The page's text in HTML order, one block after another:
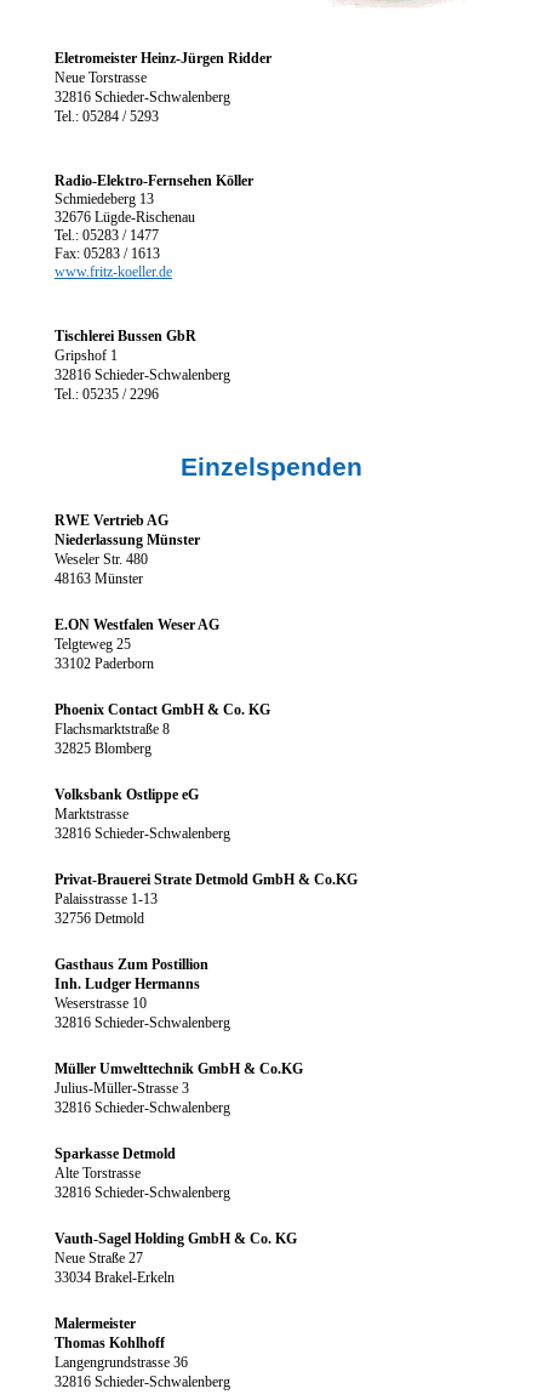
Eletromeister Heinz-Jürgen Ridder
Neue Torstrasse
32816 Schieder-Schwalenberg
Tel.: 05284 / 5293
Radio-Elektro-Fernsehen Köller
Schmiedeberg 13
32676 Lügde-Rischenau
Tel.: 05283 / 1477
Fax: 05283 / 1613
www.fritz-koeller.de
Tischlerei Bussen GbR
Gripshof 1
32816 Schieder-Schwalenberg
Tel.: 05235 / 2296
Einzelspenden
RWE Vertrieb AG
Niederlassung Münster
Weseler Str. 480
48163 Münster
E.ON Westfalen Weser AG
Telgteweg 25
33102 Paderborn
Phoenix Contact GmbH & Co. KG
Flachsmarktstraße 8
32825 Blomberg
Volksbank Ostlippe eG
Marktstrasse
32816 Schieder-Schwalenberg
Privat-Brauerei Strate Detmold GmbH & Co.KG
Palaisstrasse 1-13
32756 Detmold
Gasthaus Zum Postillion
Inh. Ludger Hermanns
Weserstrasse 10
32816 Schieder-Schwalenberg
Müller Umwelttechnik GmbH & Co.KG
Julius-Müller-Strasse 3
32816 Schieder-Schwalenberg
Sparkasse Detmold
Alte Torstrasse
32816 Schieder-Schwalenberg
Vauth-Sagel Holding GmbH & Co. KG
Neue Straße 27
33034 Brakel-Erkeln
Malermeister
Thomas Kohlhoff
Langengrundstrasse 36
32816 Schieder-Schwalenberg